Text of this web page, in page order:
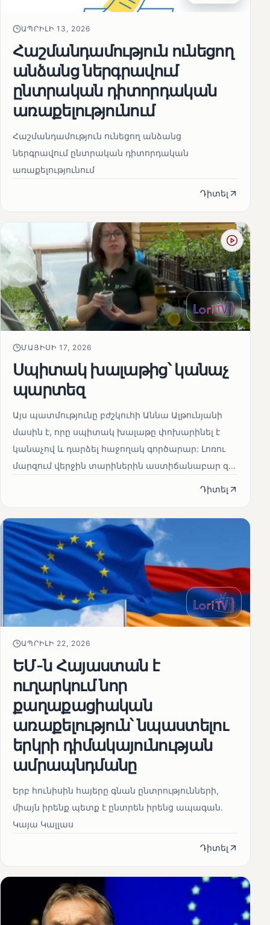
ԱՊՐԻԼԻ 13, 2026
Հաշմանդամություն ունեցող
անձանց ներգրավում
ընտրական դիտորդական
առաքելությունում
Հաշմանդամություն ունեցող անձանց
ներգրավում ընտրական դիտորդական
առաքելությունում
Դիտել
ՄԱՅԻՍԻ 17, 2026
Սպիտակ խալաթից՝ կանաչ
պարտեզ
Այս պատմությունը բժշկուհի Աննա Ալթունյանի
մասին է, որը սպիտակ խալաթը փոխարինել է
կանաչով և դարձել հաջողակ գործարար: Լոռու
մարզում վերջին տարիներին աստիճանաբար զ...
Դիտել
ԱՊՐԻԼԻ 22, 2026
ԵՄ-ն Հայաստան է
ուղարկում նոր
քաղաքացիական
առաքելություն՝ նպաստելու
երկրի դիմակայունության
ամրապնդմանը
Երբ հունիսին հայերը գնան ընտրությունների,
միայն իրենք պետք է ընտրեն իրենց ապագան.
Կայա Կալլաս
Դիտել